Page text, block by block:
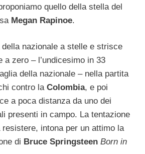
quello della stella del
Megan Rapinoe.
nazionale a stelle e strisce
a zero – l’undicesimo in 33
della nazionale – nella partita
contro la Colombia, e poi
a poca distanza da uno dei
presenti in campo. La tentazione
intona per un attimo la
di Bruce Springsteen Born in